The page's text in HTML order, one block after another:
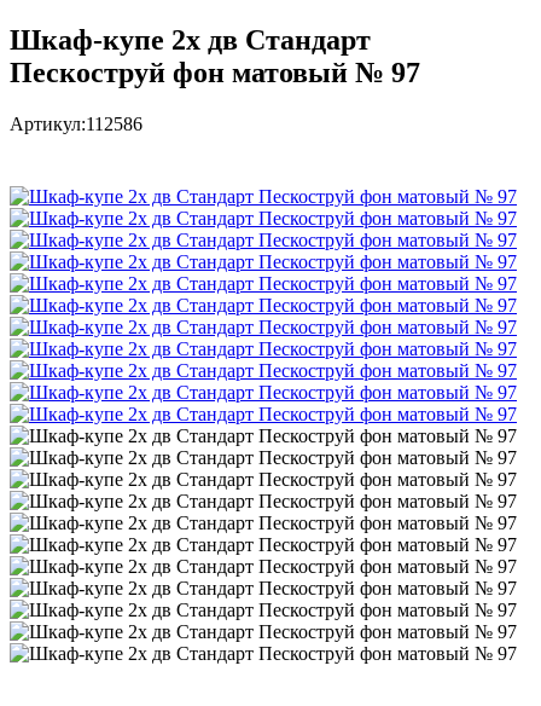
Шкаф-купе 2х дв Стандарт
Пескоструй фон матовый № 97
Артикул:112586